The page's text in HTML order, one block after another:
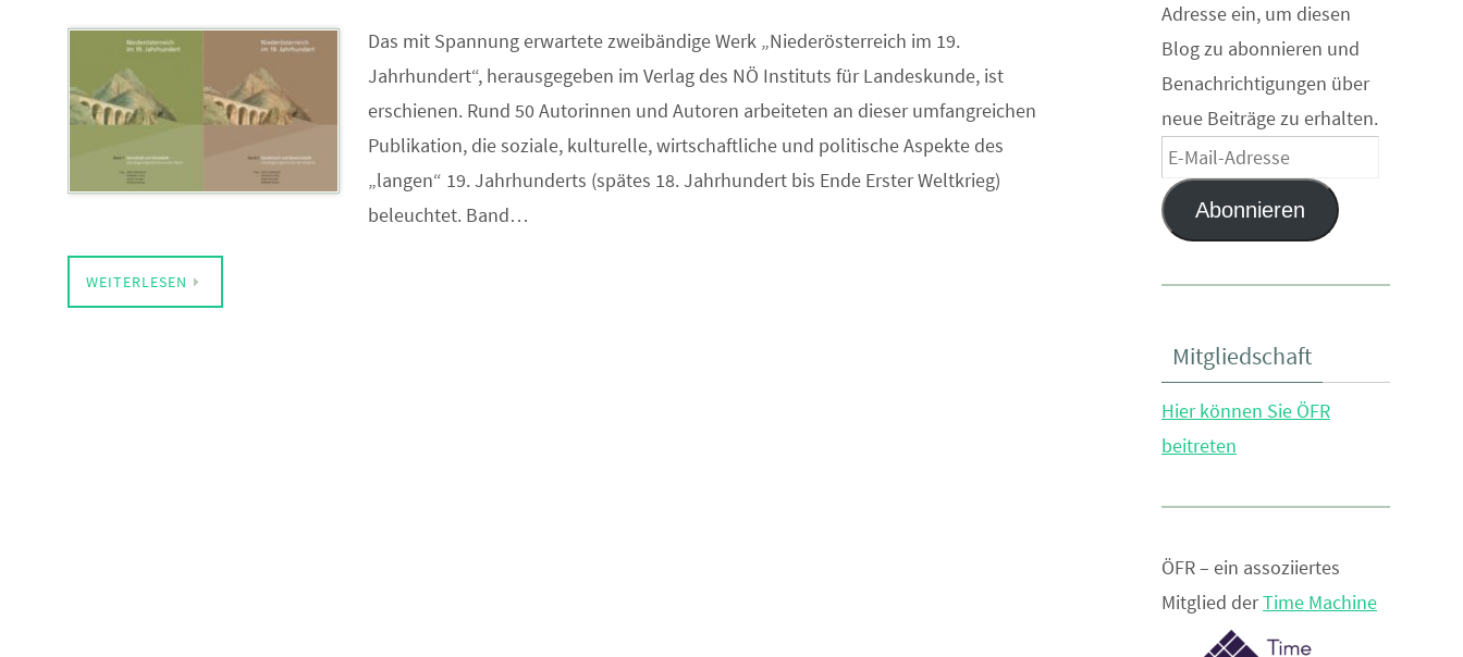
Das mit Spannung erwartete zweibändige Werk „Niederösterreich im 19.
Jahrhundert“, herausgegeben im Verlag des NÖ Instituts für Landeskunde, ist
erschienen. Rund 50 Autorinnen und Autoren arbeiteten an dieser umfangreichen
Publikation, die soziale, kulturelle, wirtschaftliche und politische Aspekte des
„langen“ 19. Jahrhunderts (spätes 18. Jahrhundert bis Ende Erster Weltkrieg)
beleuchtet. Band…
WEITERLESEN
Adresse ein, um diesen
Blog zu abonnieren und
Benachrichtigungen über
neue Beiträge zu erhalten.
E-
Mail-
AdresseAbonnieren
Mitgliedschaft
Hier können Sie ÖFR
beitreten
ÖFR – ein assoziiertes
Mitglied derTime Machine